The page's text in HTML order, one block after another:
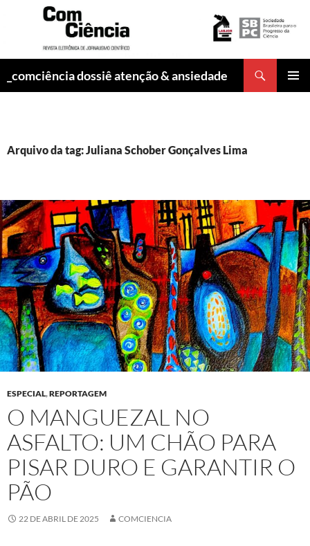
_comciência dossiê atenção & ansiedade
Arquivo da tag: Juliana Schober Gonçalves Lima
ESPECIAL,REPORTAGEM
O MANGUEZAL NO
ASFALTO: UM CHÃO PARA
PISAR DURO E GARANTIR O
PÃO
22 DE ABRIL DE 2025 COMCIENCIA